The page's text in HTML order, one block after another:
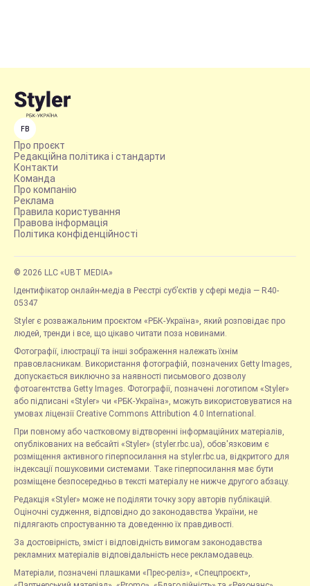
FB
Про проєкт
Редакційна політика і стандарти
Контакти
Команда
Про компанію
Реклама
Правила користування
Правова інформація
Політика конфіденційності
© 2026 LLC «UBT MEDIA»
Ідентифікатор онлайн-медіа в Реєстрі суб’єктів у сфері медіа — R40-
05347
Styler є розважальним проєктом «РБК-Україна», який розповідає про
людей, тренди і все, що цікаво читати поза новинами.
Фотографії, ілюстрації та інші зображення належать їхнім
правовласникам. Використання фотографій, позначених Getty Images,
допускається виключно за наявності письмового дозволу
фотоагентства Getty Images. Фотографії, позначені логотипом «Styler»
або підписані «Styler» чи «РБК-Україна», можуть використовуватися на
умовах ліцензії Creative Commons Attribution 4.0 International.
При повному або частковому відтворенні інформаційних матеріалів,
опублікованих на вебсайті «Styler» (styler.rbc.ua), обов'язковим є
розміщення активного гіперпосилання на styler.rbc.ua, відкритого для
індексації пошуковими системами. Таке гіперпосилання має бути
розміщене безпосередньо в тексті матеріалу не нижче другого абзацу.
Редакція «Styler» може не поділяти точку зору авторів публікацій.
Оціночні судження, відповідно до законодавства України, не
підлягають спростуванню та доведенню їх правдивості.
За достовірність, зміст і відповідність вимогам законодавства
рекламних матеріалів відповідальність несе рекламодавець.
Матеріали, позначені плашками «Прес-реліз», «Спецпроєкт»,